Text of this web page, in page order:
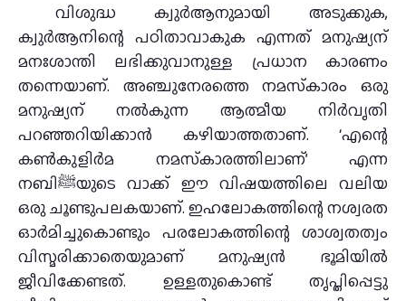
വിശുദ്ധ ക്വുര്‍ആനുമായി അടുക്കുക,
ക്വുര്‍ആനിന്റെ പഠിതാവാകുക എന്നത് മനുഷ്യന്
മനഃശാന്തി ലഭിക്കുവാനുള്ള പ്രധാന കാരണം
തന്നെയാണ്. അഞ്ചുനേരത്തെ നമസ്‌കാരം ഒരു
മനുഷ്യന് നല്‍കുന്ന ആത്മീയ നിര്‍വൃതി
പറഞ്ഞറിയിക്കാന്‍ കഴിയാത്തതാണ്. ‘എന്റെ
കണ്‍കുളിര്‍മ നമസ്‌കാരത്തിലാണ്’ എന്ന
നബിﷺയുടെ വാക്ക് ഈ വിഷയത്തിലെ വലിയ
ഒരു ചൂണ്ടുപലകയാണ്. ഇഹലോകത്തിന്റെ നശ്വരത
ഓര്‍മിച്ചുകൊണ്ടും പരലോകത്തിന്റെ ശാശ്വതത്വം
വിസ്മരിക്കാതെയുമാണ് മനുഷ്യന്‍ ഭൂമിയില്‍
ജീവിക്കേണ്ടത്. ഉള്ളതുകൊണ്ട് തൃപ്തിപ്പെട്ടു